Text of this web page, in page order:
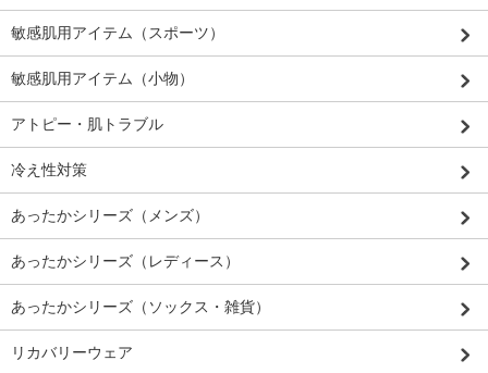
敏感肌用アイテム（スポーツ）
敏感肌用アイテム（小物）
アトピー・肌トラブル
冷え性対策
あったかシリーズ（メンズ）
あったかシリーズ（レディース）
あったかシリーズ（ソックス・雑貨）
リカバリーウェア